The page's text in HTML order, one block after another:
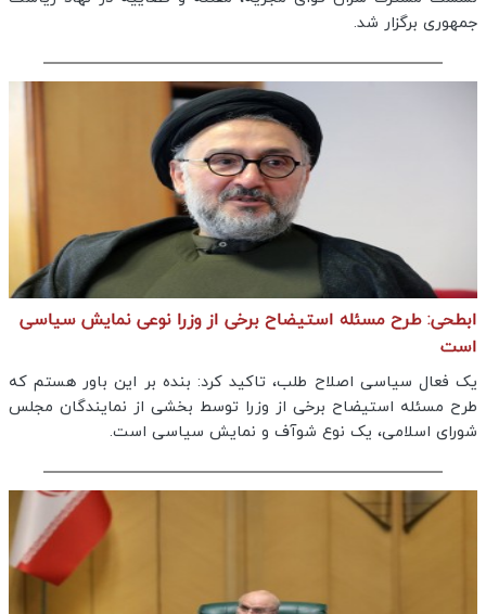
جمهوری برگزار شد.
ابطحی: طرح مسئله استیضاح برخی از وزرا نوعی نمایش سیاسی
است
یک فعال سیاسی اصلاح طلب، تاکید کرد: بنده بر این باور هستم که
طرح مسئله استیضاح برخی از وزرا توسط بخشی از نمایندگان مجلس
شورای اسلامی، یک نوع شوآف و نمایش سیاسی است.